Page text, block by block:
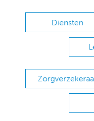
Diensten